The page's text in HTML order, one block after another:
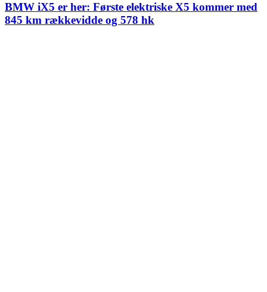
BMW iX5 er her: Første elektriske X5 kommer med
845 km rækkevidde og 578 hk